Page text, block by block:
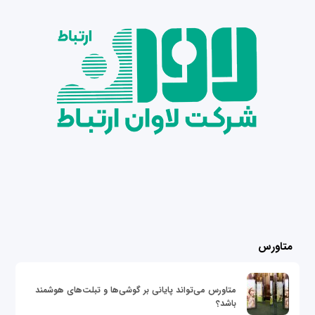
متاورس
متاورس می‌تواند پایانی بر گوشی‌ها و تبلت‌های هوشمند
باشد؟